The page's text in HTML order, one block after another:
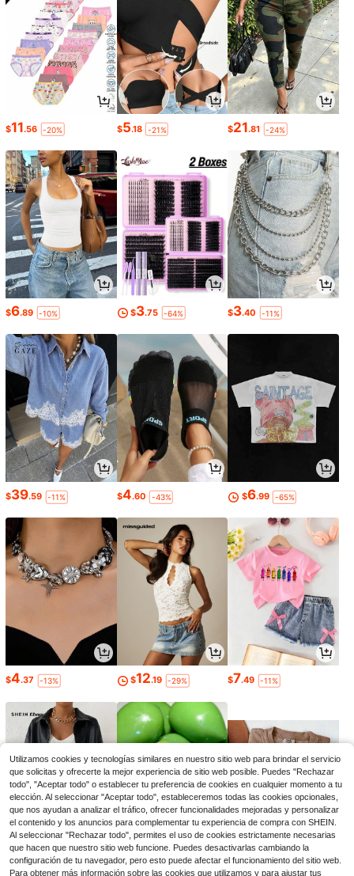
$11.56 -20% $5.18 -21% $21.81 -24%
$6.89 -10% $3.75 -64% $3.40 -11%
$39.59 -11% $4.60 -43% $6.99 -65%
$4.37 -13% $12.19 -29% $7.49 -11%
$23.67 -29% $6.11 -48% $5.99 -92%
Utilizamos cookies y tecnologías similares en nuestro sitio web para brindar el servicio
que solicitas y ofrecerte la mejor experiencia de sitio web posible. Puedes "Rechazar
todo", "Aceptar todo" o establecer tu preferencia de cookies en cualquier momento a tu
elección. Al seleccionar "Aceptar todo", estableceremos todas las cookies opcionales,
que nos ayudan a analizar el tráfico, ofrecer funcionalidades mejoradas y personalizar
el contenido y los anuncios para complementar tu experiencia de compra con SHEIN.
Al seleccionar "Rechazar todo", permites el uso de cookies estrictamente necesarias
que hacen que nuestro sitio web funcione. Puedes desactivarlas cambiando la
configuración de tu navegador, pero esto puede afectar el funcionamiento del sitio web.
Para obtener más información sobre las cookies que utilizamos y para ajustar tus